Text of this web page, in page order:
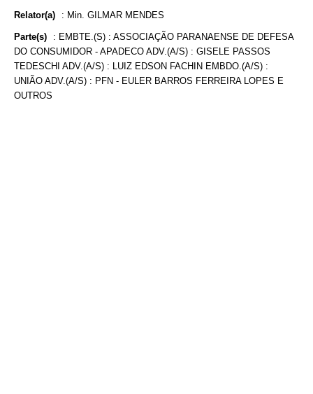
Relator(a) : Min. GILMAR MENDES
Parte(s) : EMBTE.(S) : ASSOCIAÇÃO PARANAENSE DE DEFESA
DO CONSUMIDOR - APADECO ADV.(A/S) : GISELE PASSOS
TEDESCHI ADV.(A/S) : LUIZ EDSON FACHIN EMBDO.(A/S) :
UNIÃO ADV.(A/S) : PFN - EULER BARROS FERREIRA LOPES E
OUTROS